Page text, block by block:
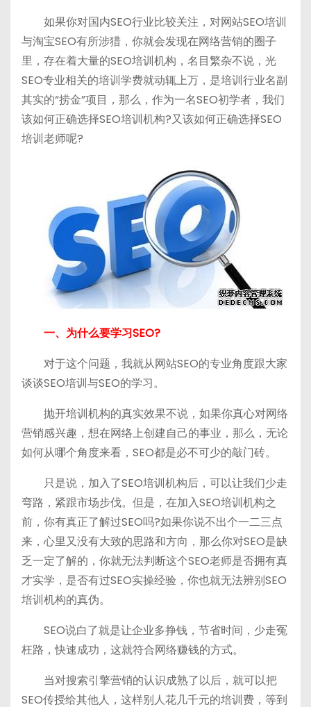
如果你对国内SEO行业比较关注，对网站SEO培训
与淘宝SEO有所涉猎，你就会发现在网络营销的圈子
里，存在着大量的SEO培训机构，名目繁杂不说，光
SEO专业相关的培训学费就动辄上万，是培训行业名副
其实的“捞金”项目，那么，作为一名SEO初学者，我们
该如何正确选择SEO培训机构?又该如何正确选择SEO
培训老师呢?
一、为什么要学习SEO?
对于这个问题，我就从网站SEO的专业角度跟大家
谈谈SEO培训与SEO的学习。
抛开培训机构的真实效果不说，如果你真心对网络
营销感兴趣，想在网络上创建自己的事业，那么，无论
如何从哪个角度来看，SEO都是必不可少的敲门砖。
只是说，加入了SEO培训机构后，可以让我们少走
弯路，紧跟市场步伐。但是，在加入SEO培训机构之
前，你有真正了解过SEO吗?如果你说不出个一二三点
来，心里又没有大致的思路和方向，那么你对SEO是缺
乏一定了解的，你就无法判断这个SEO老师是否拥有真
才实学，是否有过SEO实操经验，你也就无法辨别SEO
培训机构的真伪。
SEO说白了就是让企业多挣钱，节省时间，少走冤
枉路，快速成功，这就符合网络赚钱的方式。
当对搜索引擎营销的认识成熟了以后，就可以把
SEO传授给其他人，这样别人花几千元的培训费，等到